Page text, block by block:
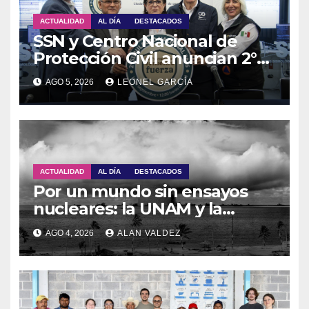
ACTUALIDAD AL DÍA DESTACADOS
SSN y Centro Nacional de
Protección Civil anuncian 2°
Simulacro Nacional 2026
AGO 5, 2026 LEONEL GARCÍA
ACTUALIDAD AL DÍA DESTACADOS
Por un mundo sin ensayos
nucleares: la UNAM y la
OTPCEN celebran 30 años de
colaboración
AGO 4, 2026 ALAN VALDEZ